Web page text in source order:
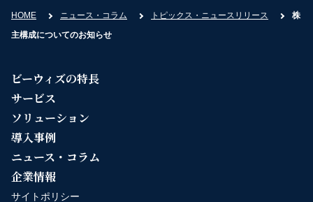
HOME ニュース・コラム トピックス・ニュースリリース
株
主構成についてのお知らせ
ビーウィズの特長
サービス
ソリューション
導入事例
ニュース・コラム
企業情報
サイトポリシー